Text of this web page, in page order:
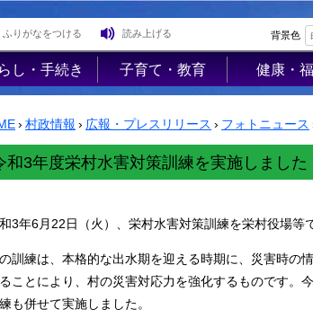
ふりがなをつける 読み上げる 背景色
し・手続き
籍・印鑑登
・住民登録
金
期高齢者医療
金･各種使用料
まい･村営住宅
子育て・教育
子育て支援
母子の健康・予
母子の保健
生涯学習
学校教育
健康・
高齢者福祉
介護保険
障害福祉
保健･健康
健康増進
› 村政情報 › 広報・プレスリリース › フォトニュース
和3年度栄村水害対策訓練を実施しました
3年6月22日（火）、栄村水害対策訓練を栄村役場等
訓練は、本格的な出水期を迎える時期に、災害時の
ことにより、村の災害対応力を強化するものです。
も併せて実施しました。